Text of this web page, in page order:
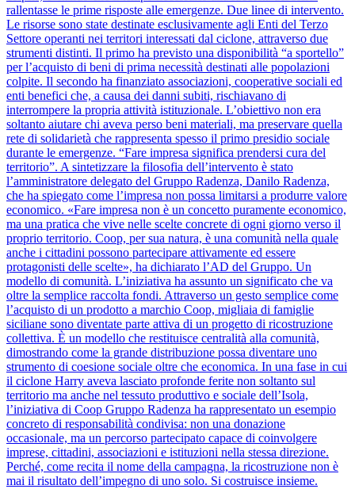
rallentasse le prime risposte alle emergenze. Due linee di intervento.
Le risorse sono state destinate esclusivamente agli Enti del Terzo
Settore operanti nei territori interessati dal ciclone, attraverso due
strumenti distinti. Il primo ha previsto una disponibilità “a sportello”
per l’acquisto di beni di prima necessità destinati alle popolazioni
colpite. Il secondo ha finanziato associazioni, cooperative sociali ed
enti benefici che, a causa dei danni subiti, rischiavano di
interrompere la propria attività istituzionale. L’obiettivo non era
soltanto aiutare chi aveva perso beni materiali, ma preservare quella
rete di solidarietà che rappresenta spesso il primo presidio sociale
durante le emergenze. “Fare impresa significa prendersi cura del
territorio”. A sintetizzare la filosofia dell’intervento è stato
l’amministratore delegato del Gruppo Radenza, Danilo Radenza,
che ha spiegato come l’impresa non possa limitarsi a produrre valore
economico. «Fare impresa non è un concetto puramente economico,
ma una pratica che vive nelle scelte concrete di ogni giorno verso il
proprio territorio. Coop, per sua natura, è una comunità nella quale
anche i cittadini possono partecipare attivamente ed essere
protagonisti delle scelte», ha dichiarato l’AD del Gruppo. Un
modello di comunità. L’iniziativa ha assunto un significato che va
oltre la semplice raccolta fondi. Attraverso un gesto semplice come
l’acquisto di un prodotto a marchio Coop, migliaia di famiglie
siciliane sono diventate parte attiva di un progetto di ricostruzione
collettiva. È un modello che restituisce centralità alla comunità,
dimostrando come la grande distribuzione possa diventare uno
strumento di coesione sociale oltre che economica. In una fase in cui
il ciclone Harry aveva lasciato profonde ferite non soltanto sul
territorio ma anche nel tessuto produttivo e sociale dell’Isola,
l’iniziativa di Coop Gruppo Radenza ha rappresentato un esempio
concreto di responsabilità condivisa: non una donazione
occasionale, ma un percorso partecipato capace di coinvolgere
imprese, cittadini, associazioni e istituzioni nella stessa direzione.
Perché, come recita il nome della campagna, la ricostruzione non è
mai il risultato dell’impegno di uno solo. Si costruisce insieme.